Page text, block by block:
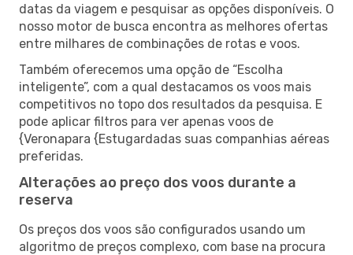
datas da viagem e pesquisar as opções disponíveis. O
nosso motor de busca encontra as melhores ofertas
entre milhares de combinações de rotas e voos.
Também oferecemos uma opção de “Escolha
inteligente”, com a qual destacamos os voos mais
competitivos no topo dos resultados da pesquisa. E
pode aplicar filtros para ver apenas voos de
{Veronapara {Estugardadas suas companhias aéreas
preferidas.
Alterações ao preço dos voos durante a
reserva
Os preços dos voos são configurados usando um
algoritmo de preços complexo, com base na procura